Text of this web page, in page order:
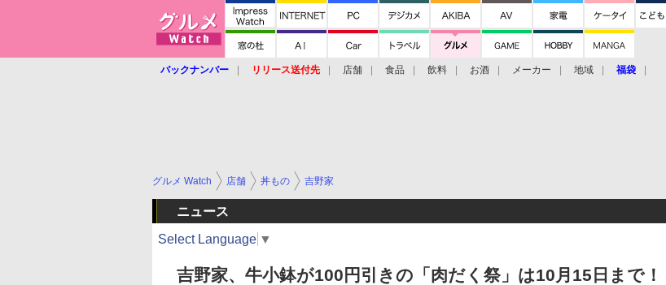
バックナンバー リリース送付先 店舗 食品 飲料 お酒 メーカー 地域 福袋
グルメ Watch 店舗 丼もの 吉野家
ニュース
Select Language ▼
吉野家、牛小鉢が100円引きの「肉だく祭」は10月15日まで！